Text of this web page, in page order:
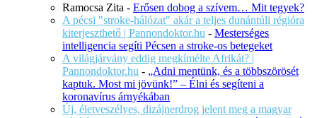
Ramocsa Zita - Erősen dobog a szívem… Mit tegyek?
A pécsi "stroke-hálózat" akár a teljes dunántúli régióra
kiterjeszthető | Pannondoktor.hu - Mesterséges
intelligencia segíti Pécsen a stroke-os betegeket
A világjárvány eddig megkímélte Afrikát? |
Pannondoktor.hu - „Adni mentünk, és a többszörösét
kaptuk. Most mi jövünk!” – Élni és segíteni a
koronavírus árnyékában
Új, életveszélyes, dizájnerdrog jelent meg a magyar